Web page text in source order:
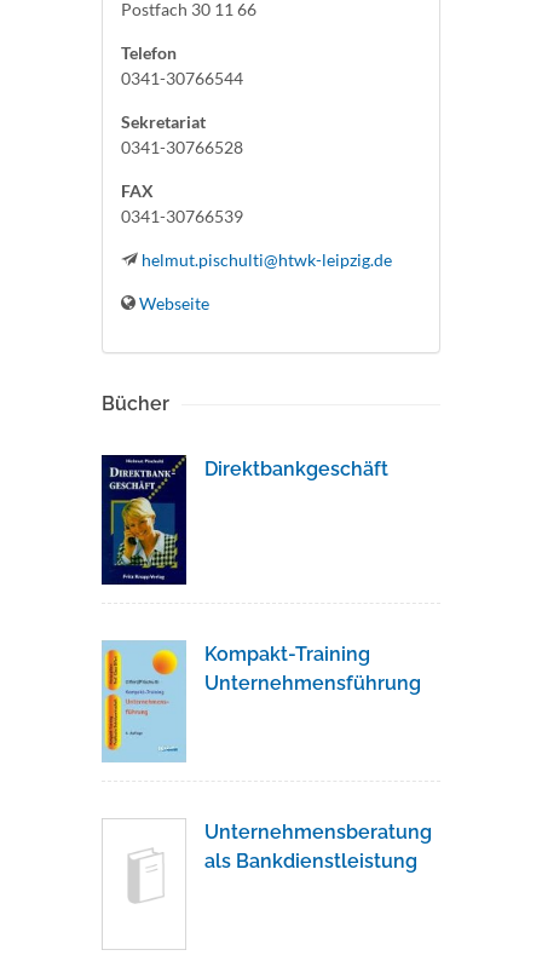
Postfach 30 11 66
Telefon
0341-30766544
Sekretariat
0341-30766528
FAX
0341-30766539
helmut.pischulti@htwk-leipzig.de
Webseite
Bücher
Direktbankgeschäft
Kompakt-Training
Unternehmensführung
Unternehmensberatung
als Bankdienstleistung